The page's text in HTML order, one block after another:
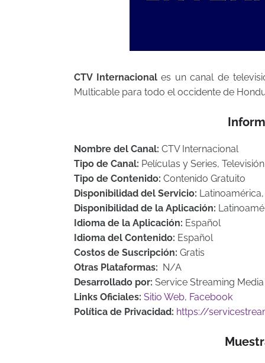
CTV Internacionales un canal de
Multicable para todo el occidente de
Nombre del Canal: CTV Internacional
Tipo de Canal: Películas y Series,
Tipo de Contenido: Contenido Gratuito
Disponibilidad del Servicio:
Disponibilidad de la Aplicación:
Idioma de la Aplicación: Español
Idioma del Contenido: Español
Costos de Suscripción: Gratis
Otras Plataformas: N/A
Desarrollado por: Service Streaming Media
Links Oficiales: Sitio Web, Facebook
Política de Privacidad: https://